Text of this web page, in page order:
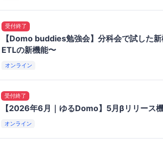
受付終了
【Domo buddies勉強会】分科会で試した
ETLの新機能〜
オンライン
受付終了
【2026年6月｜ゆるDomo】5月βリリース
オンライン